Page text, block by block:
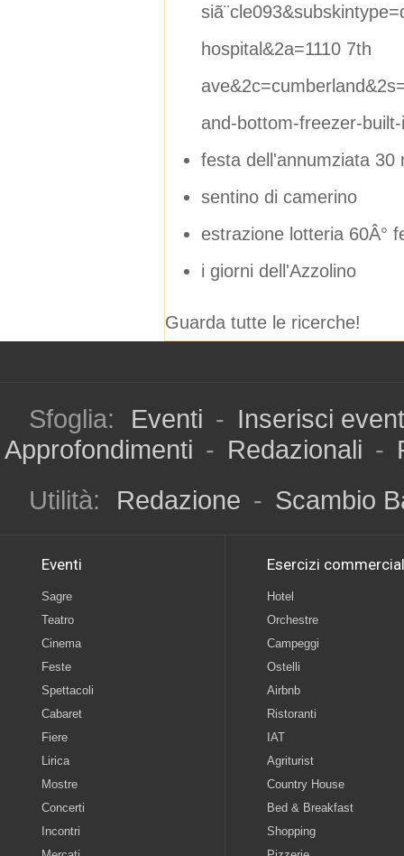
hospital&2a=1110 7th
and-bottom-freezer-built-i
festa dell'annumziata 30
sentino di camerino
estrazione lotteria 60Â°
i giorni dell'Azzolino
Guarda tutte le ricerche!
Sfoglia: Eventi - Inserisci
Approfondimenti - Redazionali -
Utilità:
Redazione - Scambio
Eventi
Sagre
Teatro
Cinema
Feste
Spettacoli
Cabaret
Fiere
Lirica
Mostre
Concerti
Incontri
Esercizi
Hotel
Orchestre
Campeggi
Ostelli
Airbnb
Ristoranti
IAT
Agriturist
Country House
Bed & Breakfast
Shopping